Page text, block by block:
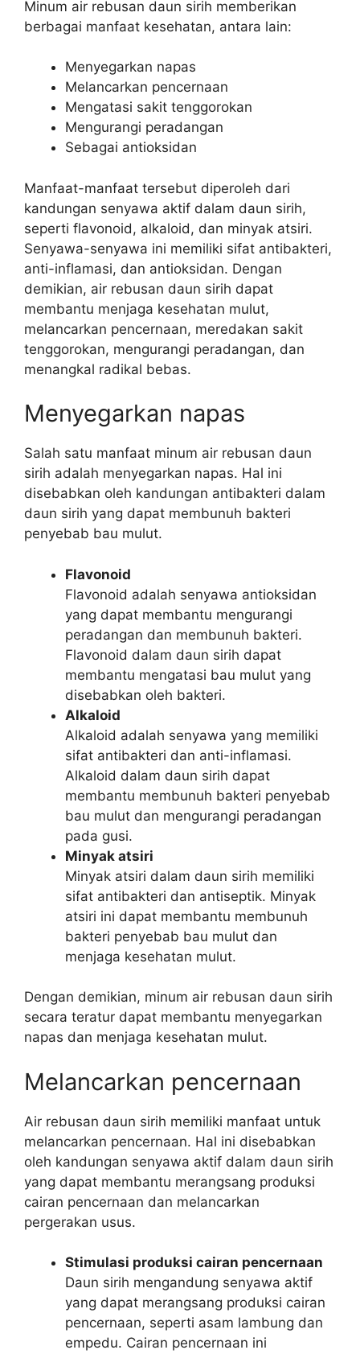
Minum air rebusan daun sirih memberikan
berbagai manfaat kesehatan, antara lain:
Menyegarkan napas
Melancarkan pencernaan
Mengatasi sakit tenggorokan
Mengurangi peradangan
Sebagai antioksidan
Manfaat-manfaat tersebut diperoleh dari
kandungan senyawa aktif dalam daun sirih,
seperti flavonoid, alkaloid, dan minyak atsiri.
Senyawa-senyawa ini memiliki sifat antibakteri,
anti-inflamasi, dan antioksidan. Dengan
demikian, air rebusan daun sirih dapat
membantu menjaga kesehatan mulut,
melancarkan pencernaan, meredakan sakit
tenggorokan, mengurangi peradangan, dan
menangkal radikal bebas.
Menyegarkan napas
Salah satu manfaat minum air rebusan daun
sirih adalah menyegarkan napas. Hal ini
disebabkan oleh kandungan antibakteri dalam
daun sirih yang dapat membunuh bakteri
penyebab bau mulut.
Flavonoid
Flavonoid adalah senyawa antioksidan
yang dapat membantu mengurangi
peradangan dan membunuh bakteri.
Flavonoid dalam daun sirih dapat
membantu mengatasi bau mulut yang
disebabkan oleh bakteri.
Alkaloid
Alkaloid adalah senyawa yang memiliki
sifat antibakteri dan anti-inflamasi.
Alkaloid dalam daun sirih dapat
membantu membunuh bakteri penyebab
bau mulut dan mengurangi peradangan
pada gusi.
Minyak atsiri
Minyak atsiri dalam daun sirih memiliki
sifat antibakteri dan antiseptik. Minyak
atsiri ini dapat membantu membunuh
bakteri penyebab bau mulut dan
menjaga kesehatan mulut.
Dengan demikian, minum air rebusan daun sirih
secara teratur dapat membantu menyegarkan
napas dan menjaga kesehatan mulut.
Melancarkan pencernaan
Air rebusan daun sirih memiliki manfaat untuk
melancarkan pencernaan. Hal ini disebabkan
oleh kandungan senyawa aktif dalam daun sirih
yang dapat membantu merangsang produksi
cairan pencernaan dan melancarkan
pergerakan usus.
Stimulasi produksi cairan pencernaan
Daun sirih mengandung senyawa aktif
yang dapat merangsang produksi cairan
pencernaan, seperti asam lambung dan
empedu. Cairan pencernaan ini